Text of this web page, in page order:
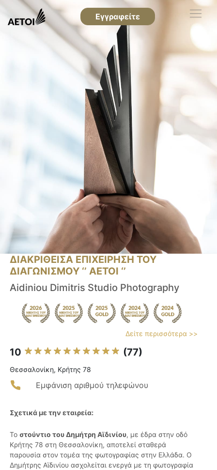
Εγγραφείτε
ΔΙΑΚΡΙΘΕΙΣΑ ΕΠΙΧΕΙΡΗΣΗ ΤΟΥ
ΔΙΑΓΩΝΙΣΜΟΥ ‘’ ΑΕΤΟΙ ‘’
Aidiniou Dimitris Studio Photography
Δείτε περισσότερα >>
10 (77)
Θεσσαλονίκη, Κρήτης 78
Εμφάνιση αριθμού τηλεφώνου
Σχετικά με την εταιρεία:
Το στούντιο του Δημήτρη Αϊδινίου, με έδρα στην οδό
Κρήτης 78 στη Θεσσαλονίκη, αποτελεί σταθερά
παρουσία στον τομέα της φωτογραφίας στην Ελλάδα. Ο
Δημήτρης Αϊδινίου ασχολείται ενεργά με τη φωτογραφία